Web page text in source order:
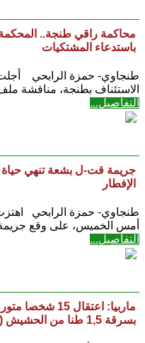
محاكمة راقي طنجة..
باستدعاء المشتكيات
طنجاوي- حمزة الرابحي أجلت
الاستئناف بطنجة، مناقشة
التفاصيل...
جريمة قت-ل بشعة تنهي
الإفطار
طنجاوي- حمزة الرابحي
أمس الخميس، على وقع
التفاصيل...
ماربيا:
بسرقة 1,5 طنا من الحشيش (فيديو)